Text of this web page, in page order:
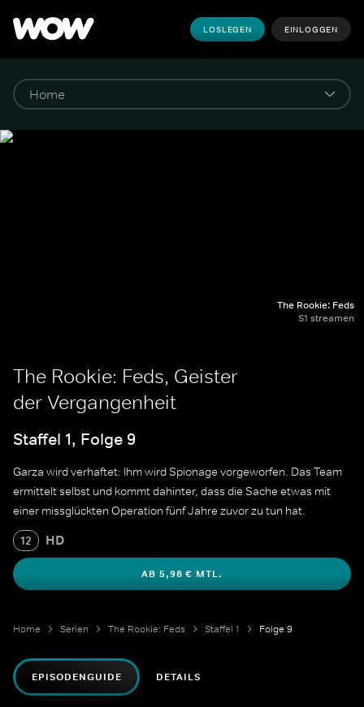
LOSLEGEN EINLOGGEN
The Rookie: Feds
S1 streamen
The Rookie: Feds, Geister
der Vergangenheit
Staffel 1, Folge 9
Garza wird verhaftet: Ihm wird Spionage vorgeworfen. Das Team
ermittelt selbst und kommt dahinter, dass die Sache etwas mit
einer missglückten Operation fünf Jahre zuvor zu tun hat.
12 HD
AB 5,98 € MTL.
Home Serien The Rookie: Feds Staffel 1 Folge 9
EPISODENGUIDE DETAILS